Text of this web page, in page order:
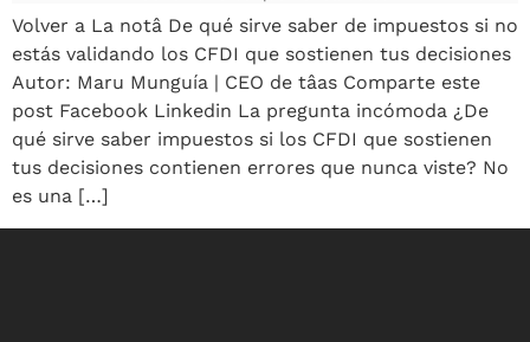
Volver a La notâ De qué sirve saber de impuestos si no
estás validando los CFDI que sostienen tus decisiones
Autor: Maru Munguía | CEO de tâas Comparte este
post Facebook Linkedin La pregunta incómoda ¿De
qué sirve saber impuestos si los CFDI que sostienen
tus decisiones contienen errores que nunca viste? No
es una […]